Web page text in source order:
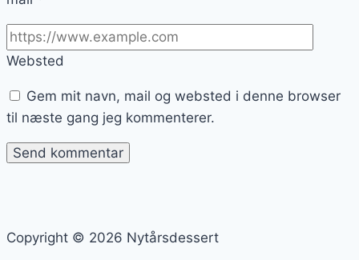
Websted
Gem mit navn, mail og websted i denne browser
til næste gang jeg kommenterer.
Copyright © 2026 Nytårsdessert